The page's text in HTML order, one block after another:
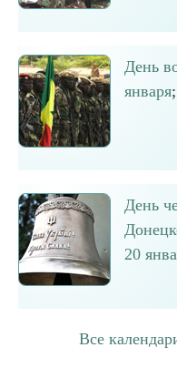
День
января;
День
20
Все